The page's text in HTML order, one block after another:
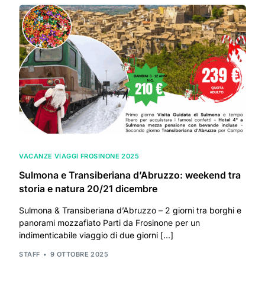
VACANZE VIAGGI FROSINONE 2025
Sulmona e Transiberiana d’Abruzzo: weekend tra
storia e natura 20/21 dicembre
Sulmona & Transiberiana d’Abruzzo – 2 giorni tra borghi e
panorami mozzafiato Parti da Frosinone per un
indimenticabile viaggio di due giorni […]
STAFF 9 OTTOBRE 2025